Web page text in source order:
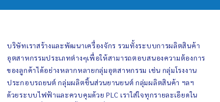
บริษัทเราสร้างและพัฒนาเครื่องจักร รวมทั้งระบบการผลิตสินค้า
อุตสาหกรรมประเภทต่างๆเพื่อให้สามารถตอบสนองความต้องการ
ของลูกค้าได้อย่างหลากหลายกลุ่มอุตสาหกรรม เช่น กลุ่มโรงงาน
ประกอบรถยนต์ กลุ่มผลิตชิ้นส่วนยานยนต์ กลุ่มผลิตสินค้า ฯลฯ
ด้วยระบบไฟฟ้าและควบคุมด้วย PLC เราใส่ใจทุกรายละเอียดใน